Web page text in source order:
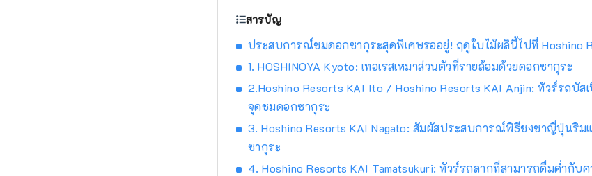
สารบัญ
ประสบการณ์ชมดอกซากุระสุดพิเศษรออยู่! ฤดูใบไม้ผลินี้ไปที่ Hoshino
1. HOSHINOYA Kyoto: เทอเรสเหมาส่วนตัวที่รายล้อมด้วยดอกซากุระ
2.Hoshino Resorts KAI Ito / Hoshino Resorts KAI Anjin: ทัวร์รถบัส
จุดชมดอกซากุระ
3. Hoshino Resorts KAI Nagato: สัมผัสประสบการณ์พิธีชงชาญี่ปุ่นริ
ซากุระ
4. Hoshino Resorts KAI Tamatsukuri: ทัวร์รถลากที่สามารถดื่มด่ำกับ